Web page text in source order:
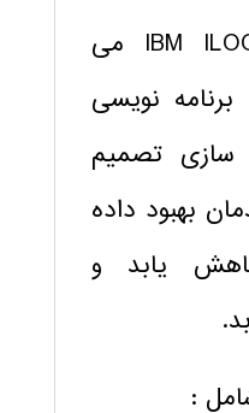
شما با IBM ILOG CPLEX می
برنامه نویسی
سازی تصمیم
بهبود داده
یابد و
: